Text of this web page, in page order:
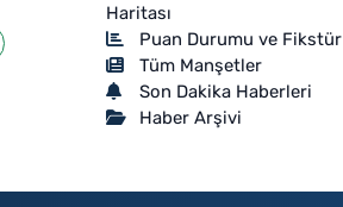
Haritası
Puan Durumu ve Fikstür
Tüm Manşetler
Son Dakika Haberleri
Haber Arşivi